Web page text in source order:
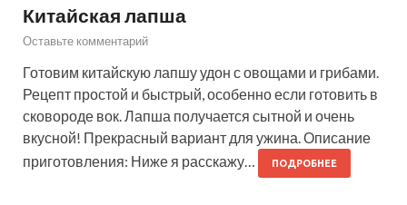
Китайская лапша
Оставьте комментарий
Готовим китайскую лапшу удон с овощами и грибами.
Рецепт простой и быстрый, особенно если готовить в
сковороде вок. Лапша получается сытной и очень
вкусной! Прекрасный вариант для ужина. Описание
приготовления: Ниже я расскажу…
ПОДРОБНЕЕ